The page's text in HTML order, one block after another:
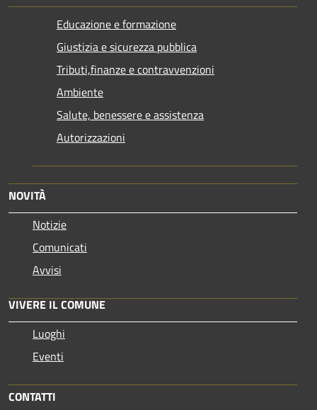
Educazione e formazione
Giustizia e sicurezza pubblica
Tributi,finanze e contravvenzioni
Ambiente
Salute, benessere e assistenza
Autorizzazioni
NOVITÀ
Notizie
Comunicati
Avvisi
VIVERE IL COMUNE
Luoghi
Eventi
CONTATTI